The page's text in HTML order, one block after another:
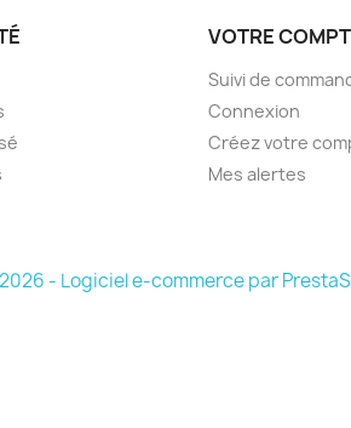
VOTRE
Suivi de
Connexion
Créez votre
Mes alertes
- Logiciel e-commerce par